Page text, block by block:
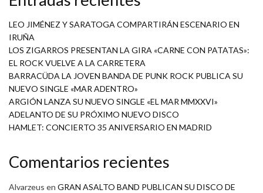
LEO JIMÉNEZ Y SARATOGA COMPARTIRÁN ESCENARIO EN
IRUÑA
LOS ZIGARROS PRESENTAN LA GIRA «CARNE CON PATATAS»:
EL ROCK VUELVE A LA CARRETERA
BARRACÜDA LA JOVEN BANDA DE PUNK ROCK PUBLICA SU
NUEVO SINGLE «MAR ADENTRO»
ARGIÓN LANZA SU NUEVO SINGLE «EL MAR MMXXVI»
ADELANTO DE SU PRÓXIMO NUEVO DISCO
HAMLET: CONCIERTO 35 ANIVERSARIO EN MADRID
Comentarios recientes
Alvarzeus en GRAN ASALTO BAND PUBLICAN SU DISCO DE